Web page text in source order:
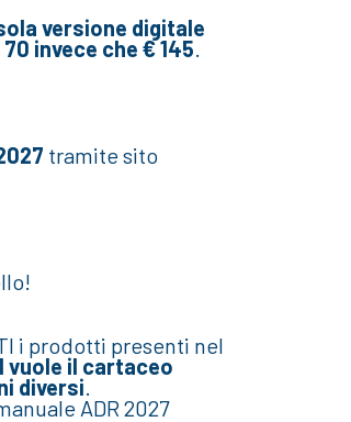
versione digitale
70 invece che € 145.
tramite sito
i prodotti presenti nel
vuole il cartaceo
diversi.
ADR 2027